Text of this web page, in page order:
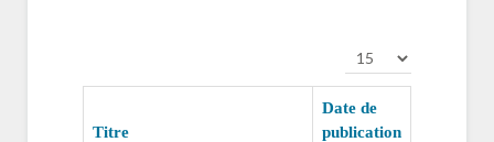
Affichage #
Titre
Date de
publication